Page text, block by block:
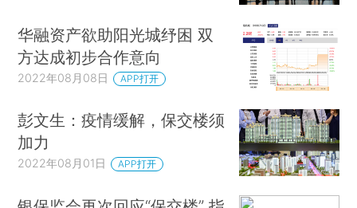
华融资产欲助阳光城纾困 双
方达成初步合作意向
2022年08月08日 APP打开
彭文生：疫情缓解，保交楼须
加力
2022年08月01日 APP打开